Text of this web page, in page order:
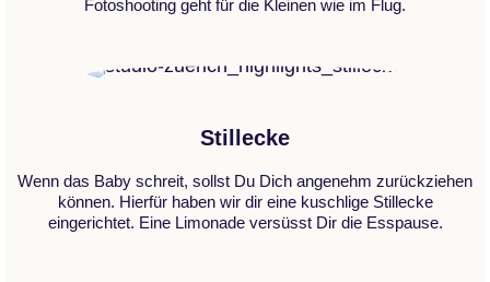
Fotoshooting geht für die Kleinen wie im Flug.
Stillecke
Wenn das Baby schreit, sollst Du Dich angenehm zurückziehen
können. Hierfür haben wir dir eine kuschlige Stillecke
eingerichtet. Eine Limonade versüsst Dir die Esspause.